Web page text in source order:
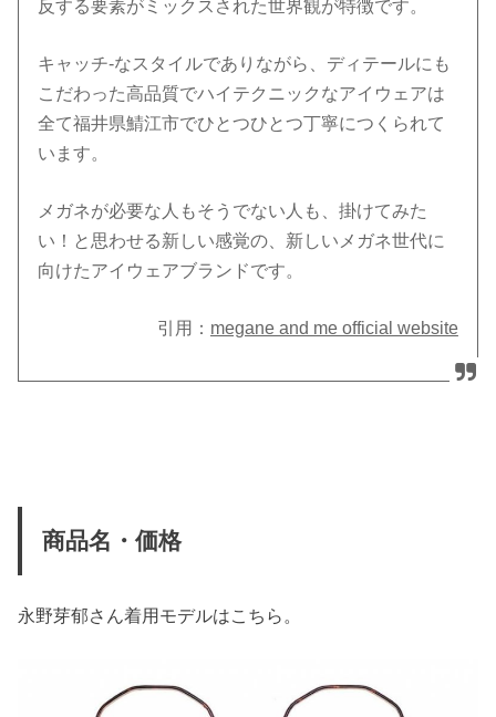
反する要素がミックスされた世界観が特徴です。
キャッチ-なスタイルでありながら、ディテールにも
こだわった高品質でハイテクニックなアイウェアは
全て福井県鯖江市でひとつひとつ丁寧につくられて
います。
メガネが必要な人もそうでない人も、掛けてみた
い！と思わせる新しい感覚の、新しいメガネ世代に
向けたアイウェアブランドです。
引用： megane and me official website
商品名・価格
永野芽郁さん着用モデルはこちら。